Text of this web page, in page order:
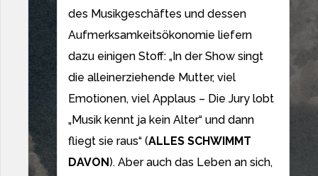
des Musikgeschäftes und dessen
Aufmerksamkeitsökonomie liefern
dazu einigen Stoff: „In der Show singt
die alleinerziehende Mutter, viel
Emotionen, viel Applaus – Die Jury lobt
„Musik kennt ja kein Alter“ und dann
fliegt sie raus“ (ALLES SCHWIMMT
DAVON). Aber auch das Leben an sich,